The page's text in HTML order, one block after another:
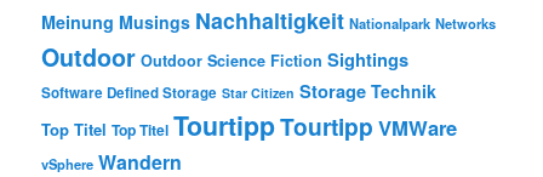
Meinung Musings Nachhaltigkeit Nationalpark Networks
Outdoor Outdoor Science Fiction Sightings
Software Defined Storage Star Citizen Storage Technik
Top Titel Top Titel TourtippTourtipp VMWare
vSphere Wandern